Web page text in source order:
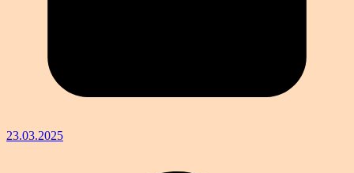
23.03.2025